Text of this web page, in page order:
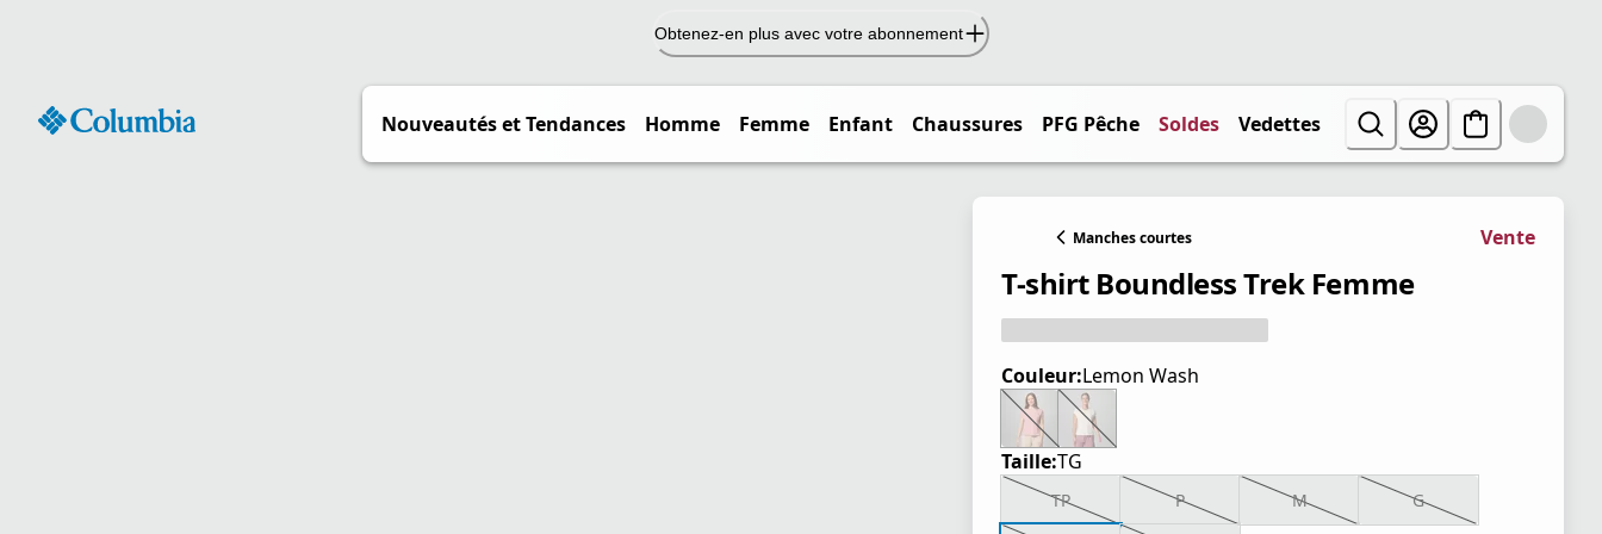
Obtenez-en plus avec votre abonnement
Nouveautés et Tendances Homme Femme Enfant Chaussures PFG Pêche Soldes Vedettes
Manches courtes Vente
T-shirt Boundless Trek Femme
Couleur:Lemon Wash
Taille:TG
TP P M G